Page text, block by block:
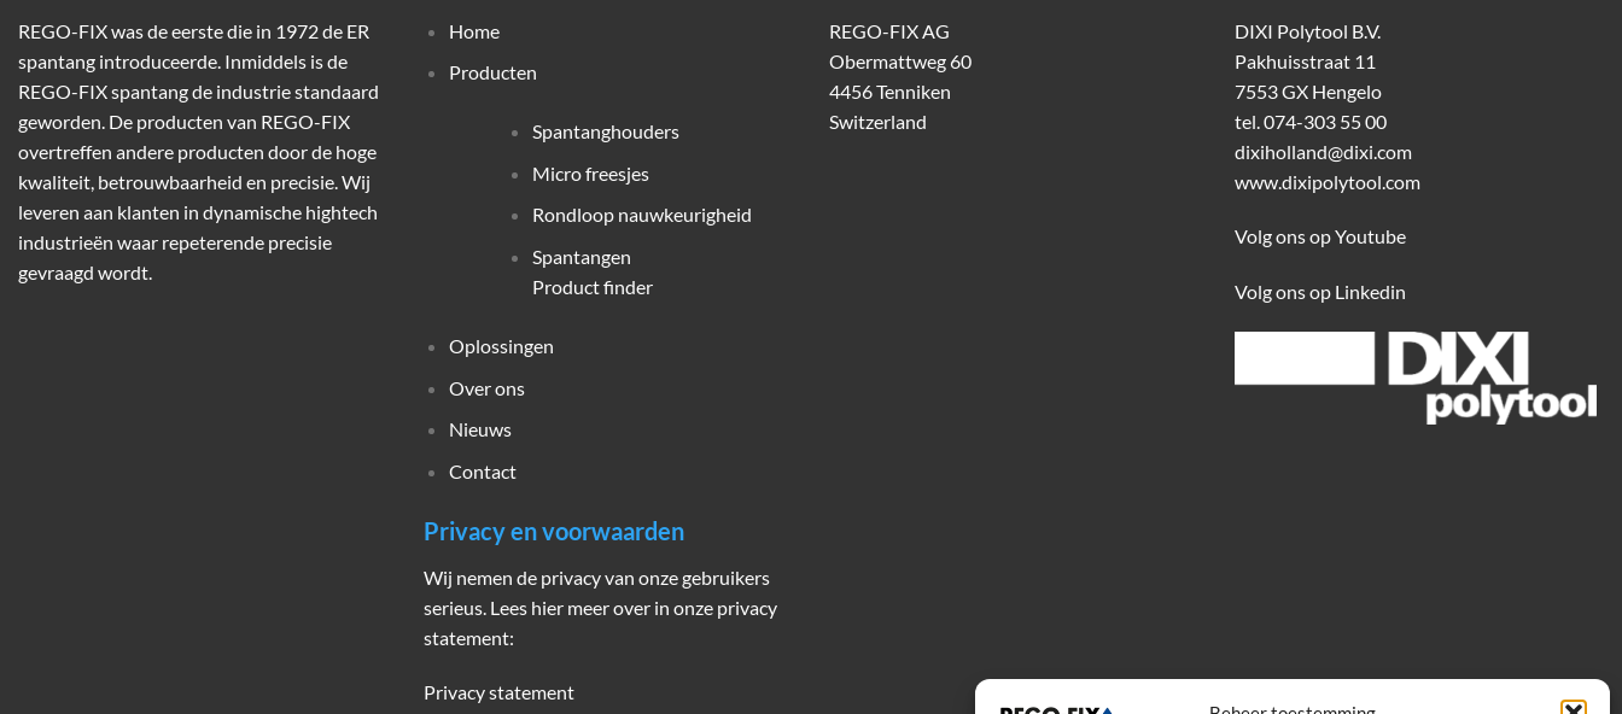
REGO-FIX was de eerste die in 1972 de ER
spantang introduceerde. Inmiddels is de
REGO-FIX spantang de industrie standaard
geworden. De producten van REGO-FIX
overtreffen andere producten door de hoge
kwaliteit, betrouwbaarheid en precisie. Wij
leveren aan klanten in dynamische hightech
industrieën waar repeterende precisie
gevraagd wordt.
Home
Producten
Spantanghouders
Micro freesjes
Rondloop nauwkeurigheid
Spantangen
Product finder
Oplossingen
Over ons
Nieuws
Contact
Privacy en voorwaarden
Wij nemen de privacy van onze gebruikers
serieus. Lees hier meer over in onze privacy
statement:
Privacy statement
REGO-FIX AG
Obermattweg 60
4456 Tenniken
Switzerland
DIXI Polytool B.V.
Pakhuisstraat 11
7553 GX Hengelo
tel. 074-303 55 00
dixiholland@dixi.com
www.dixipolytool.com
Volg ons op Youtube
Volg ons op Linkedin